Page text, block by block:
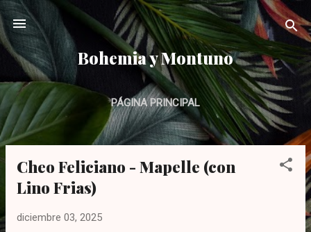
Ir al contenido principal
Bohemia y Montuno
PÁGINA PRINCIPAL
Cheo Feliciano - Mapelle (con
Lino Frias)
diciembre 03, 2025